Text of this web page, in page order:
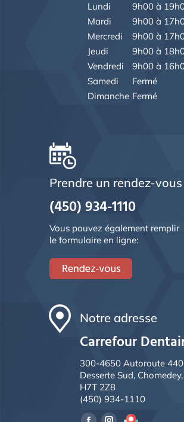
Lundi
9h00 à
Mardi
9h00 à
Mercredi
9h00 à
Jeudi
9h00 à
Vendredi
9h00 à
Samedi
Fermé
Dimanche Fermé
Prendre un rendez-vous
(450) 934-1110
Vous pouvez également remplir
le formulaire en ligne:
Notre adresse
Carrefour
300-4650 Autoroute 440
Desserte Sud,
H7T 2Z8
(450) 934-1110